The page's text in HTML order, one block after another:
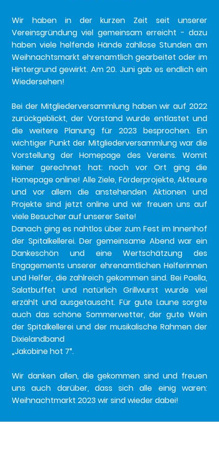
Wir haben in der kurzen Zeit seit unserer
Vereinsgründung viel gemeinsam erreicht - dazu
haben viele helfende Hände zahllose Stunden am
Weihnachtsmarkt ehrenamtlich gearbeitet oder im
Hintergrund gewirkt. Am 20. Juni gab es endlich ein
Wiedersehen!
Bei der Mitgliederversammlung haben wir auf 2022
zurückgeblickt, der Vorstand wurde entlastet und
die weitere Planung für 2023 besprochen. Ein
wichtiger Punkt der Mitgliederversammlung war die
Vorstellung der Homepage des Vereins. Womit
keiner gerechnet hat: noch vor Ort ging die
Homepage online! Alle Ziele, Förderprojekte, Akteure
und vor allem die anstehenden Aktionen und
Projekte sind jetzt online und wir freuen uns auf
viele Besucher auf unserer Seite!
Danach ging es nahtlos über zum Fest im Innenhof
der Spitalkellerei. Der gemeinsame Abend war ein
Dankeschön und eine Wertschätzung des
Engagements unserer ehrenamtlichen Helferinnen
und Helfer, die zahlreich gekommen sind. Bei Paella,
Salatbuffet und natürlich Grillwurst wurde viel
erzählt und ausgetauscht. Für gute Laune sorgte
auch das schöne Sommerwetter, der gute Wein
der Spitalkellerei und der musikalische Rahmen der
Dixielandband
„Jakobine hot 7“.
Wir danken allen, die gekommen sind und freuen
uns auch darüber, dass sich alle einig waren:
Weihnachtmarkt 2023 wir sind wieder dabei!